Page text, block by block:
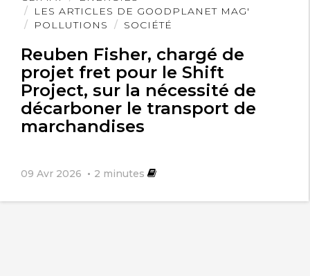
LES ARTICLES DE GOODPLANET MAG'
POLLUTIONS
SOCIÉTÉ
Reuben Fisher, chargé de
projet fret pour le Shift
Project, sur la nécessité de
décarboner le transport de
marchandises
09 Avr 2026 2 minutes
l'article